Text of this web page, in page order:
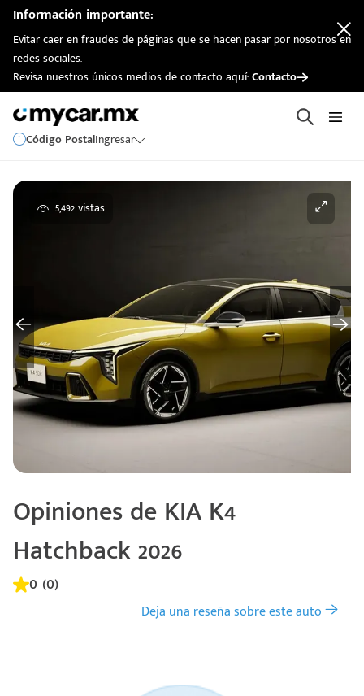
Información importante:
Evitar caer en fraudes de páginas que se hacen pasar por nosotros en
redes sociales.
Revisa nuestros únicos medios de contacto aquí:Contacto
Código PostalIngresar
5,492 vistas
Opiniones de KIA K4
Hatchback 2026
0 (0)
Deja una reseña sobre este auto